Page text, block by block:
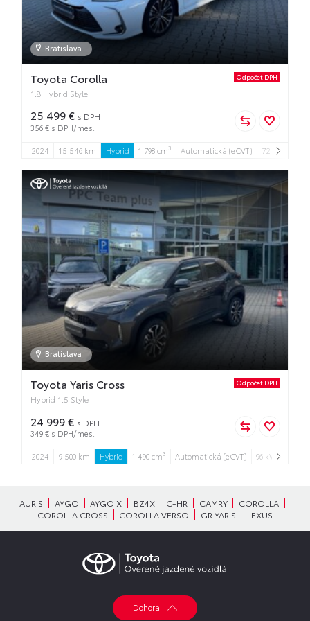
Bratislava
Toyota Corolla
1.8 Hybrid Style
Odpočet DPH
25 499 € s DPH
356 € s DPH/mes.
2024 15 546 km Hybrid 1 798 cm3 Automatická (eCVT) 72 kW
Bratislava
Toyota Yaris Cross
Hybrid 1.5 Style
Odpočet DPH
24 999 € s DPH
349 € s DPH/mes.
2024 9 500 km Hybrid 1 490 cm3 Automatická (eCVT) 96 kW
AURIS AYGO AYGO X BZ4X C-HR CAMRY
COROLLA
COROLLA CROSS
COROLLA VERSO GR YARIS LEXUS
Dohora